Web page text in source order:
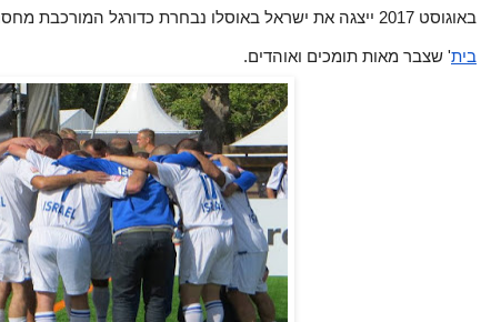
באוגוסט 2017 ייצגה את ישראל באוסלו נבחרת כדורגל המורכבת
בית' שצבר מאות תומכים ואוהדים.